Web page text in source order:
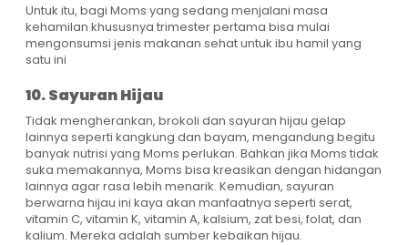
Untuk itu, bagi Moms yang sedang menjalani masa
kehamilan khususnya trimester pertama bisa mulai
mengonsumsi jenis makanan sehat untuk ibu hamil yang
satu ini
10. Sayuran Hijau
Tidak mengherankan, brokoli dan sayuran hijau gelap
lainnya seperti kangkung dan bayam, mengandung begitu
banyak nutrisi yang Moms perlukan. Bahkan jika Moms tidak
suka memakannya, Moms bisa kreasikan dengan hidangan
lainnya agar rasa lebih menarik. Kemudian, sayuran
berwarna hijau ini kaya akan manfaatnya seperti serat,
vitamin C, vitamin K, vitamin A, kalsium, zat besi, folat, dan
kalium. Mereka adalah sumber kebaikan hijau.